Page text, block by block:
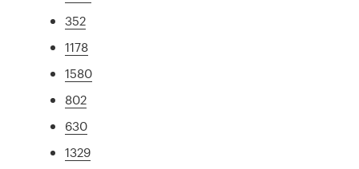
352
1178
1580
802
630
1329